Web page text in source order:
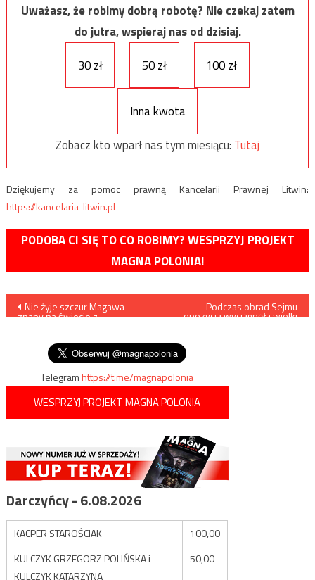
Uważasz, że robimy dobrą robotę? Nie czekaj zatem
do jutra, wspieraj nas od dzisiaj.
30 zł
50 zł 100 zł
Inna kwota
Zobacz kto wparł nas tym miesiącu: Tutaj
Dziękujemy za pomoc prawną Kancelarii Prawnej Litwin:
https://kancelaria-litwin.pl
PODOBA CI SIĘ TO CO ROBIMY? WESPRZYJ PROJEKT
MAGNA POLONIA!
Nawigacja
Nie żyje szczur Magawa
znany na świecie z
Podczas obrad Sejmu
opozycja wyciągnęła wielki
Telegramhttps://t.me/magnapolonia
WESPRZYJ PROJEKT MAGNA POLONIA
Darczyńcy - 6.08.2026
KACPER STAROŚCIAK
100,00
KULCZYK GRZEGORZ POLIŃSKA i
KULCZYK KATARZYNA
50,00